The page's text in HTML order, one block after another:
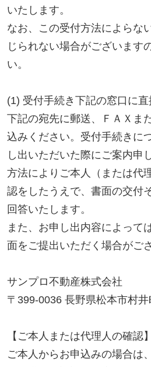
きます。
(2) 手数料開示等の求めに対し、書
答した場合は、1件につき200円を手
金その他の方法でお支払いただきま
8．クッキーの使用について
本Webサイトでは、一部サービスに
皆様にサービスをご利用いただく際
目的に行っていますので、お名前や
識別することはありません。
なお、クッキーを拒否された場合で
トの閲覧などのサービスをご利用い
了承ください。
ている広告システムによりクッキー
ンを利用していますが個人を識別す
配信するために、広告の配信を委託
Yahoo!Japanを含む第三者が提供す